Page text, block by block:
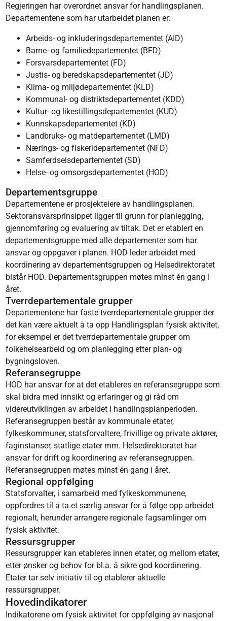
Regjeringen har overordnet ansvar for handlingsplanen.
Departementene som har utarbeidet planen er:
Arbeids- og inkluderingsdepartementet (AID)
Barne- og familiedepartementet (BFD)
Forsvarsdepartementet (FD)
Justis- og beredskapsdepartementet (JD)
Klima- og miljødepartementet (KLD)
Kommunal- og distriktsdepartementet (KDD)
Kultur- og likestillingsdepartementet (KUD)
Kunnskapsdepartementet (KD)
Landbruks- og matdepartementet (LMD)
Nærings- og fiskeridepartementet (NFD)
Samferdselsdepartementet (SD)
Helse- og omsorgsdepartementet (HOD)
Departementsgruppe
Departementene er prosjekteiere av handlingsplanen.
Sektoransvarsprinsippet ligger til grunn for planlegging,
gjennomføring og evaluering av tiltak. Det er etablert en
departementsgruppe med alle departementer som har
ansvar og oppgaver i planen. HOD leder arbeidet med
koordinering av departementsgruppen og Helsedirektoratet
bistår HOD. Departementsgruppen møtes minst én gang i
året.
Tverrdepartementale grupper
Departementene har faste tverrdepartementale grupper der
det kan være aktuelt å ta opp Handlingsplan fysisk aktivitet,
for eksempel er det tverrdepartementale grupper om
folkehelsearbeid og om planlegging etter plan- og
bygningsloven.
Referansegruppe
HOD har ansvar for at det etableres en referansegruppe som
skal bidra med innsikt og erfaringer og gi råd om
videreutviklingen av arbeidet i handlingsplanperioden.
Referansegruppen består av kommunale etater,
fylkeskommuner, statsforvaltere, frivillige og private aktører,
faginstanser, statlige etater mm. Helsedirektoratet har
ansvar for drift og koordinering av referansegruppen.
Referansegruppen møtes minst én gang i året.
Regional oppfølging
Statsforvalter, i samarbeid med fylkeskommunene,
oppfordres til å ta et særlig ansvar for å følge opp arbeidet
regionalt, herunder arrangere regionale fagsamlinger om
fysisk aktivitet.
Ressursgrupper
Ressursgrupper kan etableres innen etater, og mellom etater,
etter ønsker og behov for bl.a. å sikre god koordinering.
Etater tar selv initiativ til og etablerer aktuelle
ressursgrupper.
Hovedindikatorer
Indikatorene om fysisk aktivitet for oppfølging av nasjonal